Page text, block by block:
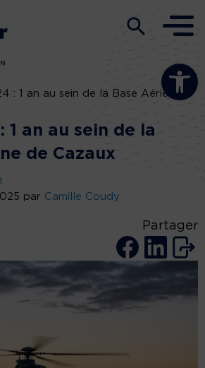
Ouvrir la
: 1 an au sein de la Base Aérienne
1 an au sein de la
de Cazaux
par Camille Coudy
Partager